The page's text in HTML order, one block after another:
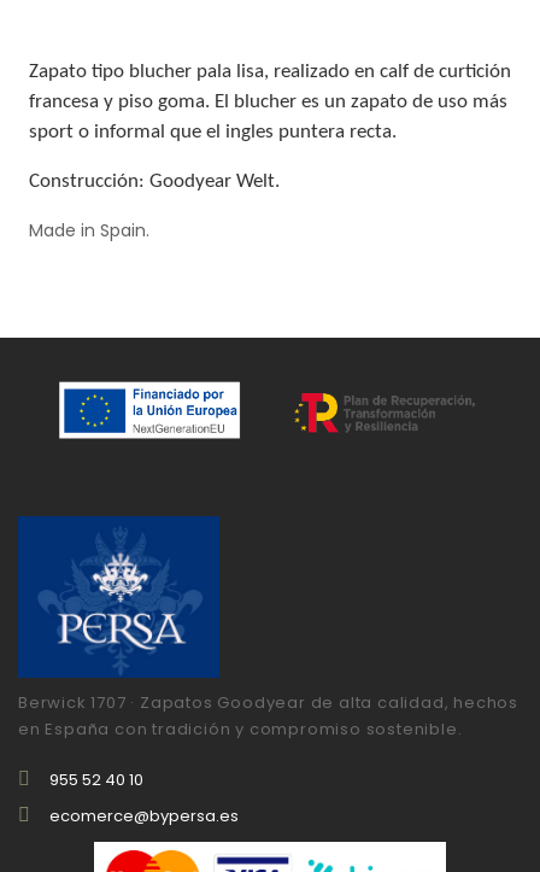
Zapato tipo blucher pala lisa, realizado en calf de curtición
francesa y piso goma. El blucher es un zapato de uso más
sport o informal que el ingles puntera recta.
Construcción: Goodyear Welt.
Made in Spain.
Berwick 1707 · Zapatos Goodyear de alta calidad, hechos
en España con tradición y compromiso sostenible.
955 52 40 10
ecomerce@bypersa.es